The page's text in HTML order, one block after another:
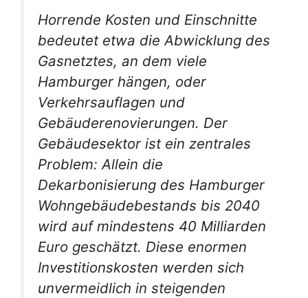
Horrende Kosten und Einschnitte
bedeutet etwa die Abwicklung des
Gasnetztes, an dem viele
Hamburger hängen, oder
Verkehrsauflagen und
Gebäuderenovierungen. Der
Gebäudesektor ist ein zentrales
Problem: Allein die
Dekarbonisierung des Hamburger
Wohngebäudebestands bis 2040
wird auf mindestens 40 Milliarden
Euro geschätzt. Diese enormen
Investitionskosten werden sich
unvermeidlich in steigenden